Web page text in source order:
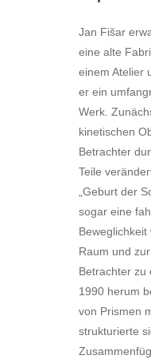
Jan Fišar
eine alte
einem Atelier
er ein
Werk.
kinetischen
Betrachter
Teile
„Geburt der
sogar eine
Raum und
Betrachter zu
1990 herum
von Prismen
strukturierte